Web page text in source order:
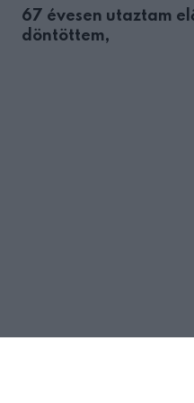
67 évesen utaztam
döntöttem,